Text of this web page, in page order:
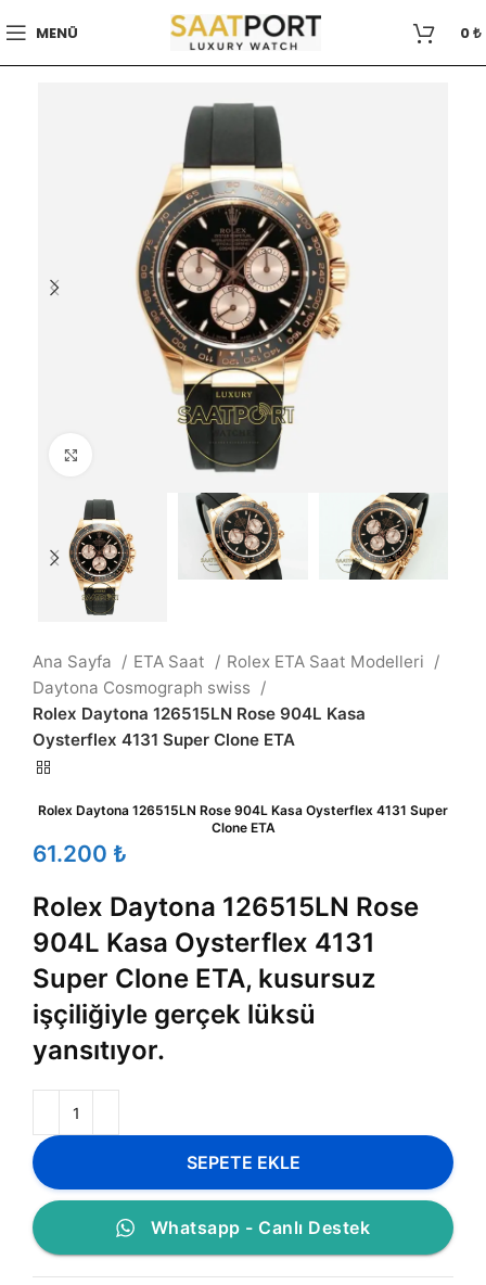
MENÜ 0₺
Büyütmek için tıklayın
Ana Sayfa ETA Saat
Rolex ETA Saat Modelleri
Daytona Cosmograph swiss
Rolex Daytona 126515LN Rose 904L Kasa
Oysterflex 4131 Super Clone ETA
Rolex Daytona 126515LN Rose 904L Kasa Oysterflex 4131 Super
Clone ETA
₺
Rolex Daytona 126515LN Rose
904L Kasa Oysterflex 4131
Super Clone ETA, kusursuz
işçiliğiyle gerçek lüksü
yansıtıyor.
SEPETE EKLE
Whatsapp - Canlı Destek